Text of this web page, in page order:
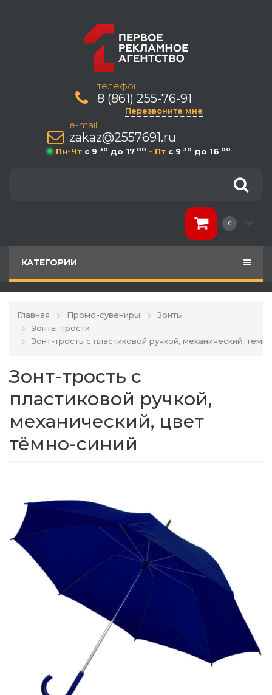
телефон:
8 (861) 255-76-91
Перезвоните мне
e-mail
zakaz@2557691.ru
Пн-Чт c 9 30 до 17 00 - Пт c 9 30 до 16 00
0
КАТЕГОРИИ
Главная Промо-сувениры
Зонты
Зонты-трости
Зонт-трость с пластиковой ручкой, механический;
Зонт-трость с
пластиковой ручкой,
механический, цвет
тёмно-синий